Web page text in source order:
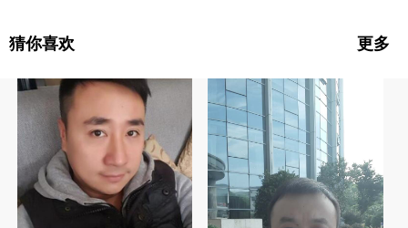
猜你喜欢 更多